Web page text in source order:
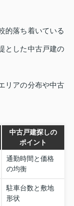
的落ち着いている
とした中古戸建の
リアの分布や中古
中古戸建探しの
ポイント
通勤時間と価格
の均衡
駐車台数と敷地
形状